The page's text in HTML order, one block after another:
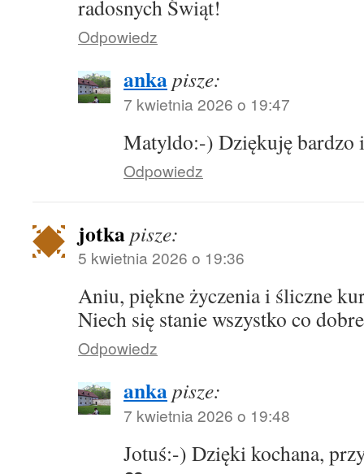
radosnych Świąt!
Odpowiedz
ankapisze:
7 kwietnia 2026 o 19:47
Matyldo:-) Dziękuję
Odpowiedz
jotkapisze:
5 kwietnia 2026 o 19:36
Aniu, piękne życzenia i śliczne
Niech się stanie wszystko co
Odpowiedz
ankapisze:
7 kwietnia 2026 o 19:48
Jotuś:-) Dzięki kochana,